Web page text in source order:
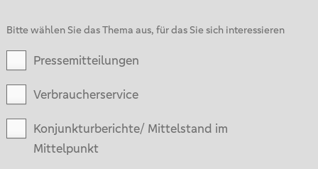
Bitte wählen Sie das Thema aus, für das Sie sich interessieren
Pressemitteilungen
Verbraucherservice
Konjunkturberichte/ Mittelstand im
Mittelpunkt